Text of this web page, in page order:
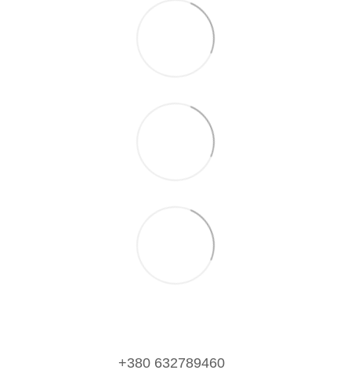
+380 632789460